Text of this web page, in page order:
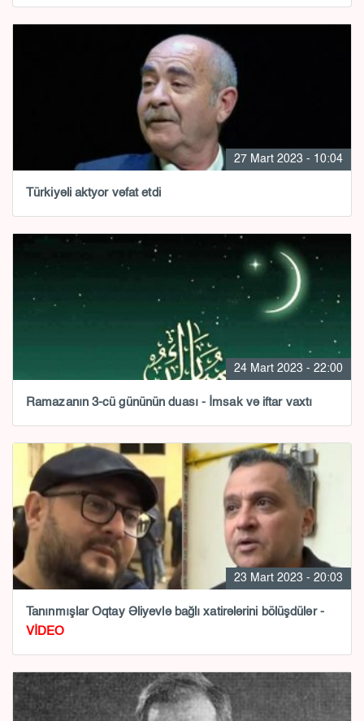
27 Mart 2023 - 10:04
Türkiyəli aktyor vəfat etdi
24 Mart 2023 - 22:00
Ramazanın 3-cü gününün duası - İmsak və iftar vaxtı
23 Mart 2023 - 20:03
Tanınmışlar Oqtay Əliyevlə bağlı xatirələrini bölüşdülər -
VİDEO